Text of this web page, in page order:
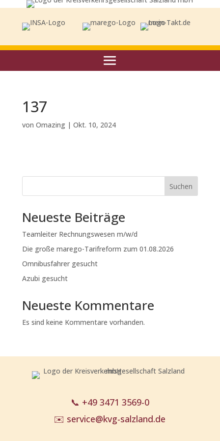
137
von Omazing| Okt. 10, 2024
Suchen
Neueste Beiträge
Teamleiter Rechnungswesen m/w/d
Die große marego-Tarifreform zum 01.08.2026
Omnibusfahrer gesucht
Azubi gesucht
Neueste Kommentare
Es sind keine Kommentare vorhanden.
📞 +49 3471 3569-0
✉️ service@kvg-salzland.de